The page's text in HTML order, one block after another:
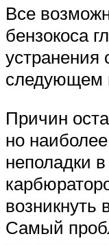
Все
бензокоса
устранения
следующем
Причин
но
неполадки
возникнуть
Самый